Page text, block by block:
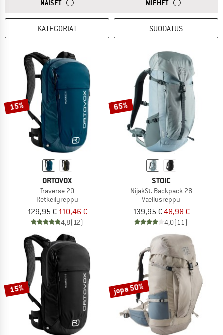
VASTAUKSESTA
NAISET NAISTEN REPPUJEN SELKÄ ON LYHYEMPI. LISÄKSI
VASTAUKSESTA
MIEHET MIESTEN TAI
KATEGORIAT SUODATUS
15%
ORTOVOX
Traverse 20
Retkeilyreppu
129,95 € 110,46 €
4,8(12)
65%
STOIC
NijakSt. Backpack 28
Vaellusreppu
139,95 €48,98 €
4,0(11)
15% jopa 50%